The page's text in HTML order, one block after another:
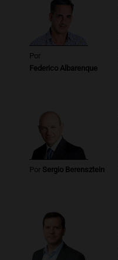
Por
Federico Albarenque
Por Sergio Berensztein